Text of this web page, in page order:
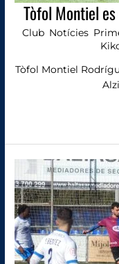
Tòfol Montiel
Club Notícies
Tòfol Montiel